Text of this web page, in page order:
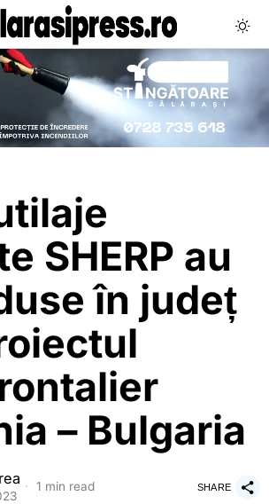
SHERP au
în județ
– Bulgaria
1 min read SHARE